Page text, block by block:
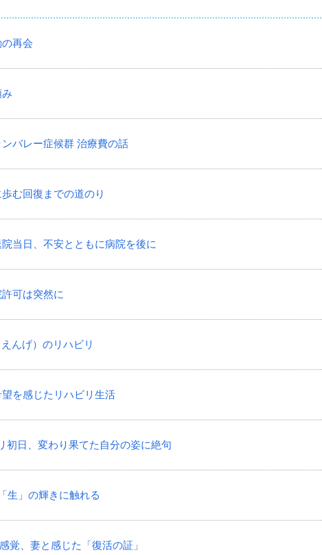
再会
バレー症候群 治療費の話
む回復までの道のり
当日、不安とともに病院を後に
可は突然に
んげ）のリハビリ
を感じたリハビリ生活
初日、変わり果てた自分の姿に絶句
生」の輝きに触れる
覚、妻と感じた「復活の証」